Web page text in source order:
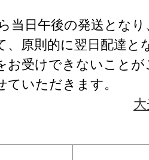
当日午後の発送となり
、原則的に翌日配達と
お受けできないこと
ていただきます。